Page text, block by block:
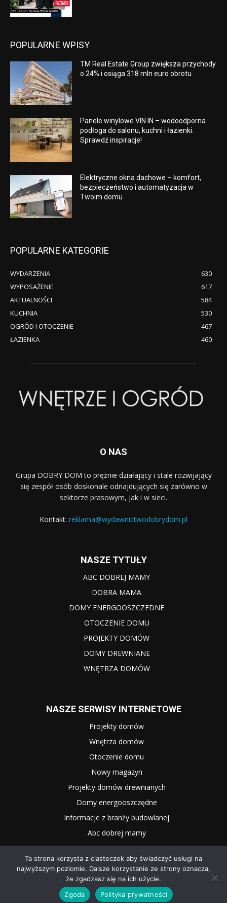
POPULARNE WPISY
TM Real Estate Group zwiększa przychody
o 24% i osiąga 318 mln euro obrotu
Panele winylowe VIN IN – wodoodporna
podłoga do salonu, kuchni i łazienki.
Sprawdź inspiracje!
Elektryczne okna dachowe – komfort,
bezpieczeństwo i automatyzacja w
Twoim domu
POPULARNE KATEGORIE
WYDARZENIA
630
WYPOSAŻENIE
617
AKTUALNOŚCI
584
KUCHNIA
530
OGRÓD I OTOCZENIE
467
ŁAZIENKA
460
O NAS
Grupa DOBRY DOM to prężnie działający i stale rozwijający
się zespół osób doskonale odnajdujących się zarówno w
sektorze prasowym, jak i w sieci.
Kontakt: reklama@wydawnictwodobrydom.pl
NASZE TYTUŁY
ABC DOBREJ MAMY
DOBRA MAMA
DOMY ENERGOOSZCZEDNE
OTOCZENIE DOMU
PROJEKTY DOMÓW
DOMY DREWNIANE
WNĘTRZA DOMÓW
NASZE SERWISY INTERNETOWE
Projekty domów
Wnętrza domów
Otoczenie domu
Nowy magazyn
Projekty domów drewnianych
Domy energooszczędne
Informacje z branży budowlanej
Abc dobrej mamy
2025 WNĘTRZE I OGRÓD
Ta strona korzysta z ciasteczek aby świadczyć usługi na
najwyższym poziomie. Dalsze korzystanie ze strony oznacza,
że zgadzasz się na ich użycie.
Zgoda
Polityka prywatności